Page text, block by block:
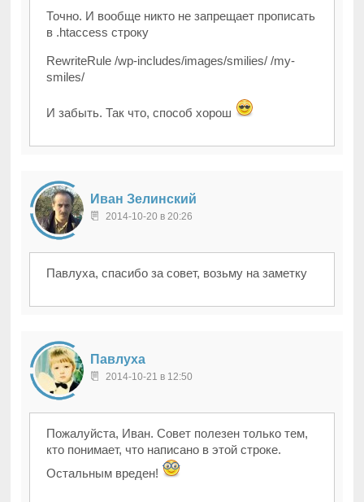
Точно. И вообще никто не запрещает прописать
в .htaccess строку
RewriteRule /wp-includes/images/smilies/ /my-
smiles/
И забыть. Так что, способ хорош
Иван Зелинский
2014-10-20 в 20:26
Павлуха, спасибо за совет, возьму на заметку
Павлуха
2014-10-21 в 12:50
Пожалуйста, Иван. Совет полезен только тем,
кто понимает, что написано в этой строке.
Остальным вреден!